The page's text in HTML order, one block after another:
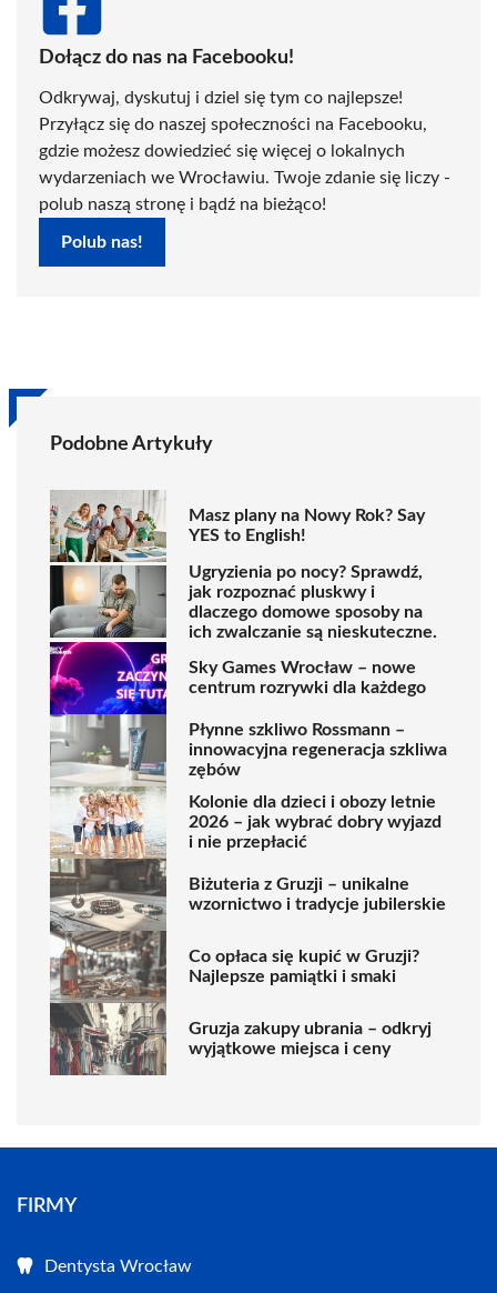
Dołącz do nas na Facebooku!
Odkrywaj, dyskutuj i dziel się tym co najlepsze!
Przyłącz się do naszej społeczności na Facebooku,
gdzie możesz dowiedzieć się więcej o lokalnych
wydarzeniach we Wrocławiu. Twoje zdanie się liczy -
polub naszą stronę i bądź na bieżąco!
Polub nas!
Podobne Artykuły
Masz plany na Nowy Rok? Say
YES to English!
Ugryzienia po nocy? Sprawdź,
jak rozpoznać pluskwy i
dlaczego domowe sposoby na
ich zwalczanie są nieskuteczne.
Sky Games Wrocław – nowe
centrum rozrywki dla każdego
Płynne szkliwo Rossmann –
innowacyjna regeneracja szkliwa
zębów
Kolonie dla dzieci i obozy letnie
2026 – jak wybrać dobry wyjazd
i nie przepłacić
Biżuteria z Gruzji – unikalne
wzornictwo i tradycje jubilerskie
Co opłaca się kupić w Gruzji?
Najlepsze pamiątki i smaki
Gruzja zakupy ubrania – odkryj
wyjątkowe miejsca i ceny
FIRMY
Dentysta Wrocław